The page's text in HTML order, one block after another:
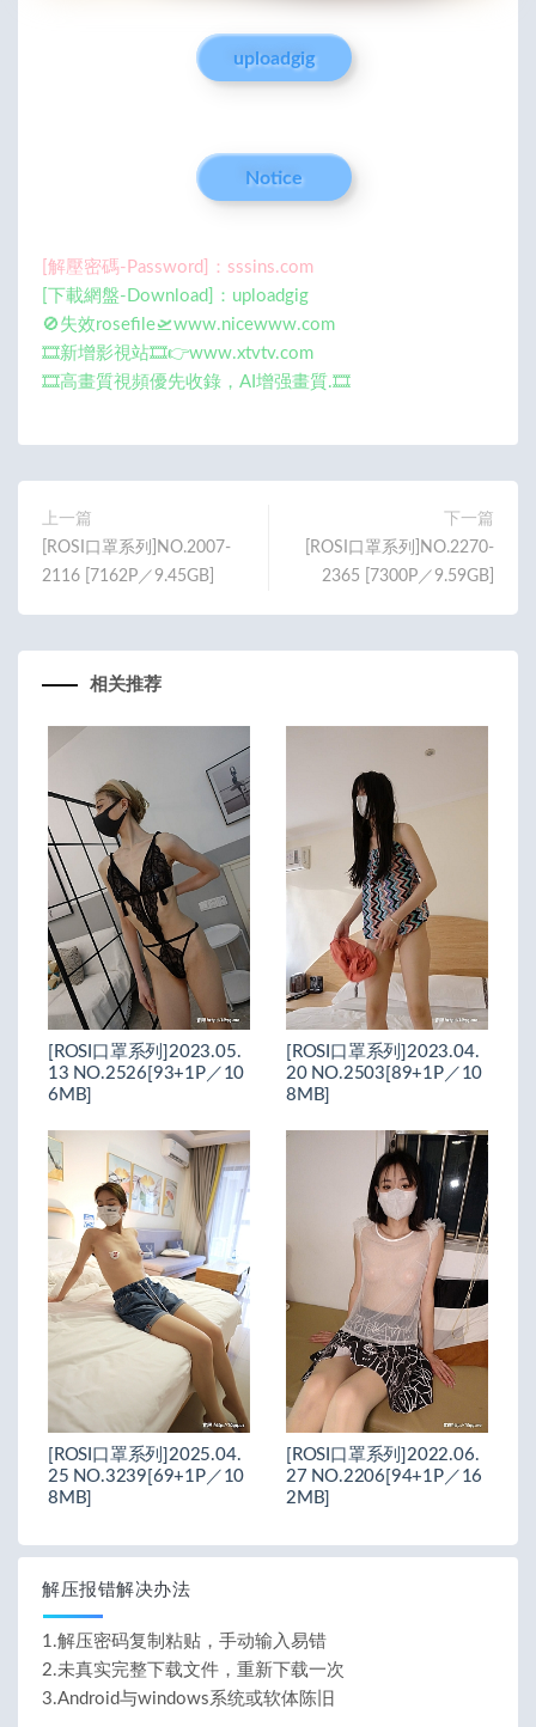
uploadgig
Notice
[解壓密碼-Password]：sssins.com
[下載網盤-Download]：uploadgig
🚫失效rosefile🛫www.nicewww.com
🎞️新增影視站🎞️👉www.xtvtv.com
🎞️高畫質視頻優先收錄，AI增强畫質.🎞️
上一篇
[ROSI口罩系列]NO.2007-
2116 [7162P／9.45GB]
下一篇
[ROSI口罩系列]NO.2270-
2365 [7300P／9.59GB]
相关推荐
[ROSI口罩系列]2023.05.
13 NO.2526[93+1P／10
6MB]
[ROSI口罩系列]2023.04.
20 NO.2503[89+1P／10
8MB]
[ROSI口罩系列]2025.04.
25 NO.3239[69+1P／10
8MB]
[ROSI口罩系列]2022.06.
27 NO.2206[94+1P／16
2MB]
解压报错解决办法
1.解压密码复制粘贴，手动输入易错
2.未真实完整下载文件，重新下载一次
3.Android与windows系统或软体陈旧